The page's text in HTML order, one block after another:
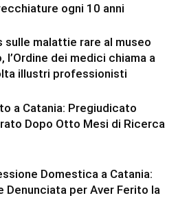
ogni 10 anni
sulle malattie rare al museo
l’Ordine dei medici chiama a
illustri professionisti
a Catania: Pregiudicato
Dopo Otto Mesi di Ricerca
Domestica a Catania:
Denunciata per Aver Ferito la